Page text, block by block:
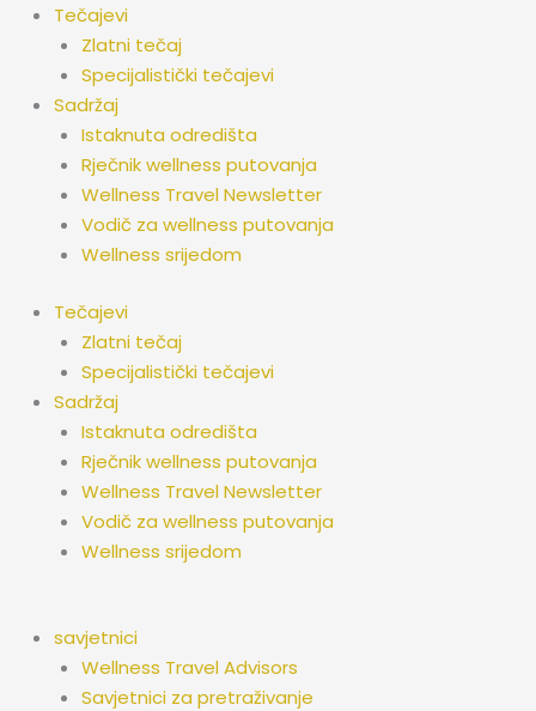
Preskoči
sadržaj
Tečajevi
Zlatni tečaj
Specijalistički tečajevi
Sadržaj
Istaknuta odredišta
Rječnik wellness putovanja
Wellness Travel Newsletter
Vodič za wellness putovanja
Wellness srijedom
Tečajevi
Zlatni tečaj
Specijalistički tečajevi
Sadržaj
Istaknuta odredišta
Rječnik wellness putovanja
Wellness Travel Newsletter
Vodič za wellness putovanja
Wellness srijedom
savjetnici
Wellness Travel Advisors
Savjetnici za pretraživanje